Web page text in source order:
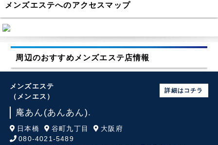
メンズエステへのアクセスマップ
周辺のおすすめメンズエステ店情報
メンズエステ
（メンエス）
庵あん(あんあん).
日本橋 谷町九丁目
大阪府
080-4021-5489
詳細はコチラ